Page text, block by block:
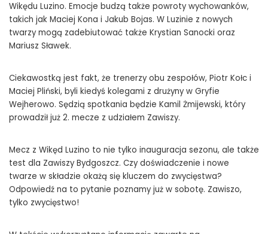
Wikędu Luzino. Emocje budzą także powroty wychowanków,
takich jak Maciej Kona i Jakub Bojas. W Luzinie z nowych
twarzy mogą zadebiutować także Krystian Sanocki oraz
Mariusz Sławek.
Ciekawostką jest fakt, że trenerzy obu zespołów, Piotr Kołc i
Maciej Pliński, byli kiedyś kolegami z drużyny w Gryfie
Wejherowo. Sędzią spotkania będzie Kamil Żmijewski, który
prowadził już 2. mecze z udziałem Zawiszy.
Mecz z Wikęd Luzino to nie tylko inauguracja sezonu, ale także
test dla Zawiszy Bydgoszcz. Czy doświadczenie i nowe
twarze w składzie okażą się kluczem do zwycięstwa?
Odpowiedź na to pytanie poznamy już w sobotę. Zawiszo,
tylko zwycięstwo!